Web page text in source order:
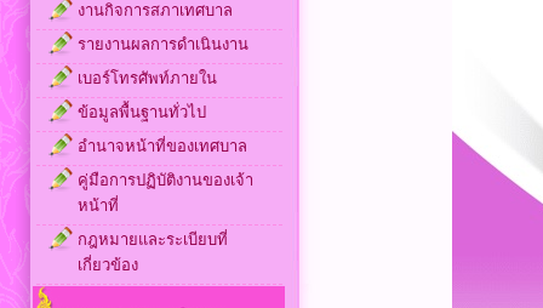
งานกิจการสภาเทศบาล
รายงานผลการดำเนินงาน
เบอร์โทรศัพท์ภายใน
ข้อมูลพื้นฐานทั่วไป
อำนาจหน้าที่ของเทศบาล
คู่มือการปฏิบัติงานของเจ้า
หน้าที่
กฎหมายและระเบียบที่
เกี่ยวข้อง